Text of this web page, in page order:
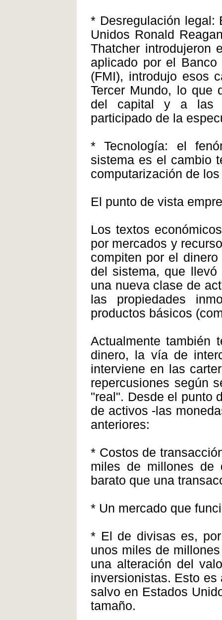
* Desregulación legal:
Unidos Ronald
Thatcher introdujeron
aplicado por el
(FMI), introdujo esos
Tercer Mundo, lo que
del capital y a las
participado de la
* Tecnología: el
sistema es el cambio
computarización de
El punto de vista
Los textos
por mercados y
compiten por el
del sistema, que
una nueva clase de
las propiedades
productos básicos
Actualmente también
dinero, la vía de
interviene en las
repercusiones según
"real". Desde el punto
de activos -las
anteriores:
* Costos de
miles de millones
barato que una
* Un mercado que
* El de divisas es,
unos miles de
una alteración del
inversionistas. Esto
salvo en Estados
tamaño.